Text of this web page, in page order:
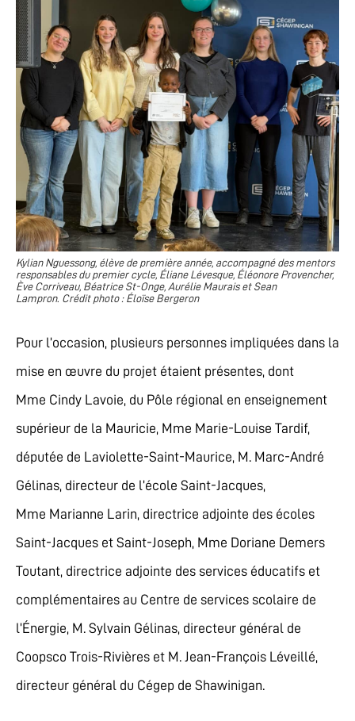
Kylian Nguessong, élève de première année, accompagné des mentors
responsables du premier cycle, Éliane Lévesque, Éléonore Provencher,
Ève Corriveau, Béatrice St-Onge, Aurélie Maurais et Sean
Lampron. Crédit photo : Éloïse Bergeron
Pour l’occasion, plusieurs personnes impliquées dans la
mise en œuvre du projet étaient présentes, dont
Mme Cindy Lavoie, du Pôle régional en enseignement
supérieur de la Mauricie, Mme Marie-Louise Tardif,
députée de Laviolette-Saint-Maurice, M. Marc-André
Gélinas, directeur de l’école Saint-Jacques,
Mme Marianne Larin, directrice adjointe des écoles
Saint-Jacques et Saint-Joseph, Mme Doriane Demers
Toutant, directrice adjointe des services éducatifs et
complémentaires au Centre de services scolaire de
l’Énergie, M. Sylvain Gélinas, directeur général de
Coopsco Trois-Rivières et M. Jean-François Léveillé,
directeur général du Cégep de Shawinigan.